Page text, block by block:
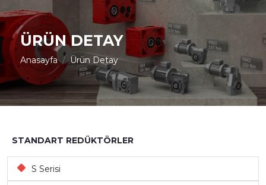
ÜRÜN DETAY
Anasayfa Ürün Detay
STANDART REDÜKTÖRLER
S Serisi